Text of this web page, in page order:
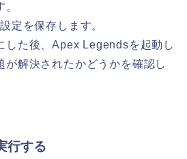
定を保存します。
した後、Apex Legendsを起動し
が解決されたかどうかを確認し
行する